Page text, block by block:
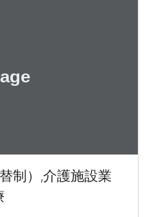
制）,介護施設業